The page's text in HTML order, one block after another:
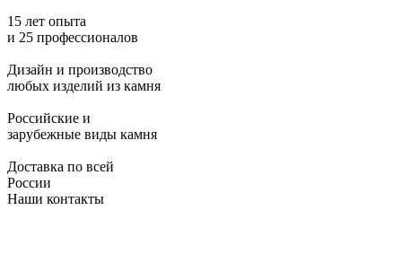
15 лет опыта
и 25 профессионалов
Дизайн и производство
любых изделий из камня
Российские и
зарубежные виды камня
Доставка по всей
России
Наши контакты